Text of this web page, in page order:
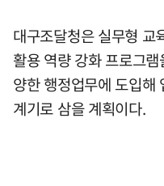
대구조달청은 실무형 교
활용 역량 강화 프로그
양한 행정업무에 도입해
계기로 삼을 계획이다.